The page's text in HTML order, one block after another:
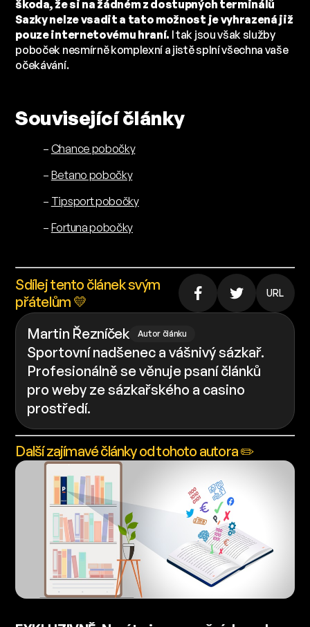
škoda, že si na žádném z dostupných terminálů
Sazky nelze vsadit a tato možnost je vyhrazená již
pouze internetovému hraní. I tak jsou však služby
poboček nesmírně komplexní a jistě splní všechna vaše
očekávání.
Související články
– Chance pobočky
– Betano pobočky
– Tipsport pobočky
– Fortuna pobočky
Sdílej tento článek svým
přátelům 💛
URL
Martin Řezníček Autor článku
Sportovní nadšenec a vášnivý sázkař.
Profesionálně se věnuje psaní článků
pro weby ze sázkařského a casino
prostředí.
Další zajímavé články od tohoto autora ✏️